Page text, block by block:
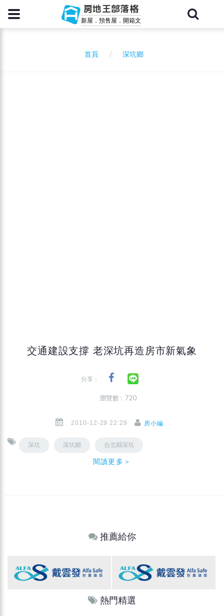
房地王部落格
新屋．預售屋．開箱文
首頁 深坑鄉
交通建設支撐 老深坑再造房市新氣象
分享：
瀏覽數 : 720
2010-12-29 22:29 房小編
深坑 深坑鄉 台北縣深坑
閱讀更多＞
推薦給你
熱門精選